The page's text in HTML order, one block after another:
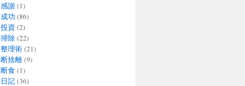
感謝(1)
成功 (86)
投資(2)
掃除(22)
整理術(21)
断捨離(9)
断食(1)
日記(36)